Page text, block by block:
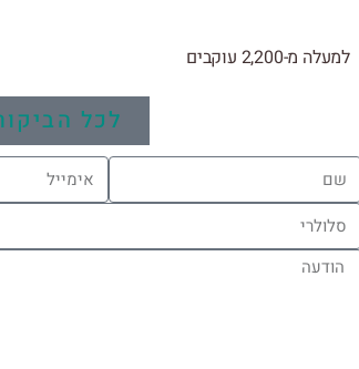
למעלה מ-2,200 עוקבים
לכל